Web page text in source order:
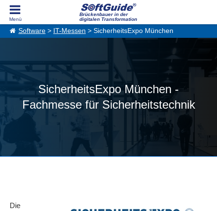
Brückenbauer in der
digitalen Transformation
Software > IT-Messen > SicherheitsExpo München
SicherheitsExpo München -
Fachmesse für Sicherheitstechnik
Die